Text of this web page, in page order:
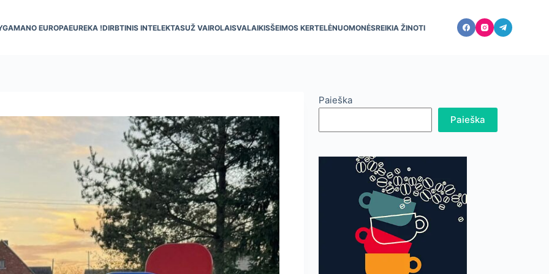
MANO EUROPAEUREKA !DIRBTINIS INTELEKTASUŽ VAIROLAISVALAIKISŠEIMOS KERTELĖNUOMONĖSREIKIA ŽINOTI
Paieška
Paieška